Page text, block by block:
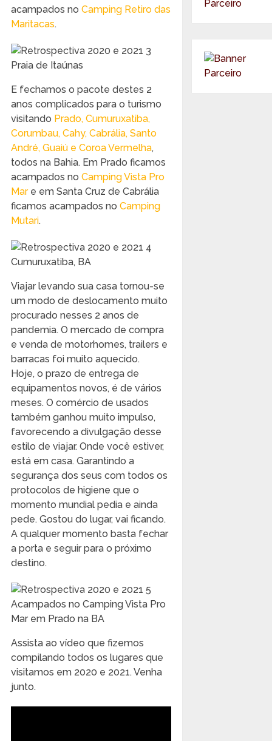
acampados no Camping Retiro das
Maritacas.
Praia de Itaúnas
E fechamos o pacote destes 2
anos complicados para o turismo
visitando Prado, Cumuruxatiba,
Corumbau, Cahy, Cabrália, Santo
André, Guaiú e Coroa Vermelha,
todos na Bahia. Em Prado ficamos
acampados no Camping Vista Pro
Mare em Santa Cruz de Cabrália
ficamos acampados no Camping
Mutari.
Cumuruxatiba, BA
Viajar levando sua casa tornou-se
um modo de deslocamento muito
procurado nesses 2 anos de
pandemia. O mercado de compra
e venda de motorhomes, trailers e
barracas foi muito aquecido.
Hoje, o prazo de entrega de
equipamentos novos, é de vários
meses. O comércio de usados
também ganhou muito impulso,
favorecendo a divulgação desse
estilo de viajar. Onde você estiver,
está em casa. Garantindo a
segurança dos seus com todos os
protocolos de higiene que o
momento mundial pedia e ainda
pede. Gostou do lugar, vai ficando.
A qualquer momento basta fechar
a porta e seguir para o próximo
destino.
Acampados no Camping Vista Pro
Mar em Prado na BA
Assista ao vídeo que fizemos
compilando todos os lugares que
visitamos em 2020 e 2021. Venha
junto.